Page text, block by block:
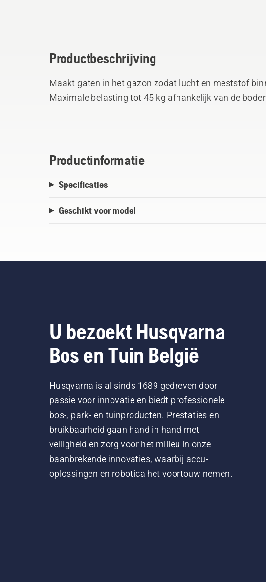
Productbeschrijving
Maakt gaten in het gazon zodat lucht en meststof
Maximale belasting tot 45 kg afhankelijk van de
Productinformatie
Specificaties
Geschikt voor model
U bezoekt Husqvarna
Bos en Tuin België
Husqvarna is al sinds 1689 gedreven door
passie voor innovatie en biedt professionele
bos-, park- en tuinproducten. Prestaties en
bruikbaarheid gaan hand in hand met
veiligheid en zorg voor het milieu in onze
baanbrekende innovaties, waarbij accu-
oplossingen en robotica het voortouw nemen.